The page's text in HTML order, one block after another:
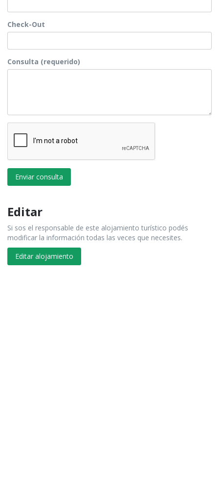
Check-Out
Consulta (requerido)
Enviar consulta
Editar
Si sos el responsable de este alojamiento turístico podés
modificar la información todas las veces que necesites.
Editar alojamiento